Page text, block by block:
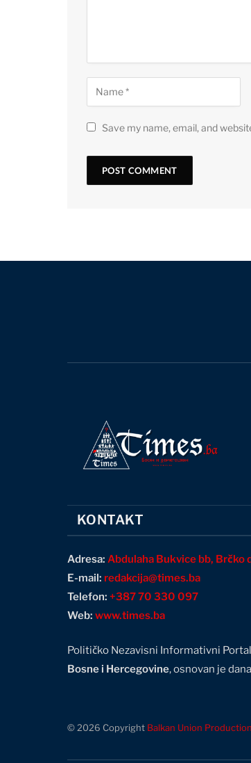
Save my name, email, and
KONTAKT
Adresa: Abdulaha Bukvice bb, Brčko
E-mail: redakcija@times.ba
Telefon: +387 70 330 097
Web: www.times.ba
Političko Nezavisni Informativni Portal
Bosne i Hercegovine, osnovan je
© 2026 Copyright Balkan Union Production